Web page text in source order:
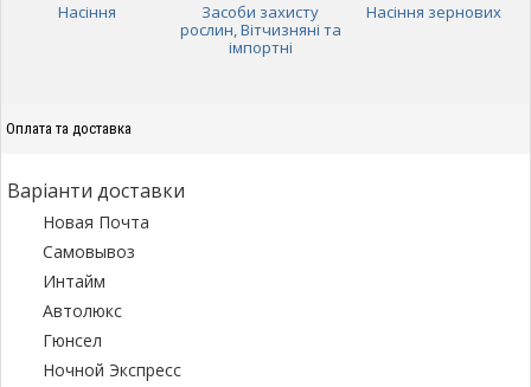
Насіння
Засоби захисту
рослин, Вітчизняні та
імпортні
Насіння зернових
Оплата та доставка
Варіанти доставки
Новая Почта
Самовывоз
Интайм
Автолюкс
Гюнсел
Ночной Экспресс